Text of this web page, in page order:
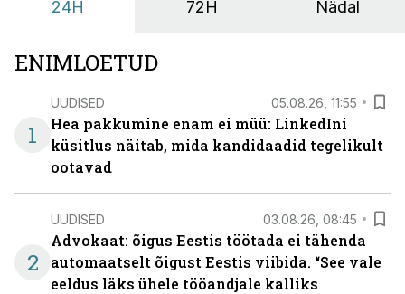
24H 72H Nädal
ENIMLOETUD
1
UUDISED 05.08.26, 11:55
Hea pakkumine enam ei müü: LinkedIni
küsitlus näitab, mida kandidaadid tegelikult
ootavad
2
UUDISED 03.08.26, 08:45
Advokaat: õigus Eestis töötada ei tähenda
automaatselt õigust Eestis viibida. “See vale
eeldus läks ühele tööandjale kalliks